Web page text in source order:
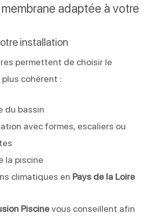
adaptée à votre
installation
permettent de choisir le
cohérent :
du bassin
avec formes, escaliers ou
la piscine
climatiques en Pays de la Loire
Piscinevous conseillent afin